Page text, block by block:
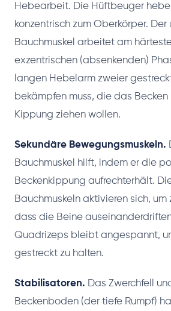
Hebearbeit. Die Hüftbeuger
konzentrisch zum Oberkörper.
Bauchmuskel arbeitet am
exzentrischen (absenkenden)
langen Hebelarm zweier
bekämpfen muss, die das Becken
Kippung ziehen wollen.
Sekundäre Bewegungsmuskeln.
Bauchmuskel hilft, indem er die
Beckenkippung aufrechterhält.
Bauchmuskeln aktivieren sich, um
dass die Beine
Quadrizeps bleibt angespannt,
gestreckt zu halten.
Stabilisatoren. Das Zwerchfell
Beckenboden (der tiefe Rumpf)